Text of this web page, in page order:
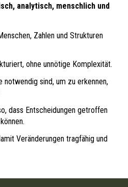
analytisch, menschlich und
Zahlen und Strukturen
ohne unnötige Komplexität.
notwendig sind, um zu erkennen,
dass Entscheidungen getroffen
Veränderungen tragfähig und